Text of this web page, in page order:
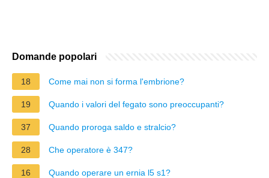
Domande popolari
18 Come mai non si forma l'embrione?
19 Quando i valori del fegato sono preoccupanti?
37 Quando proroga saldo e stralcio?
28 Che operatore è 347?
16 Quando operare un ernia l5 s1?